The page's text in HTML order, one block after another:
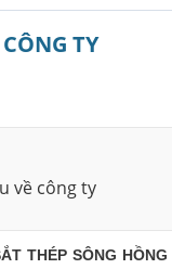
TY
về công ty
THÉP SÔNG